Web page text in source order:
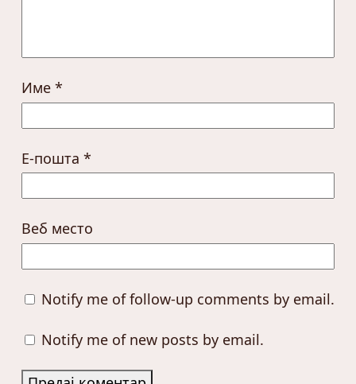
Име *
Е-пошта *
Веб место
Notify me of follow-up comments by email.
Notify me of new posts by email.